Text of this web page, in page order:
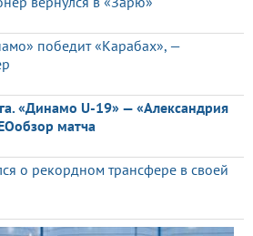
победит «Карабах», —
«Динамо U-19» — «Александрия
матча
о рекордном трансфере в своей